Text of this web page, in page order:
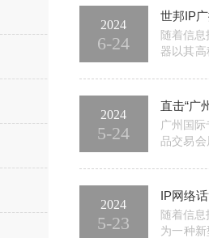
2024
6-24
世邦IP
随着信
器以其
一台符合
2024
5-24
直击“广
广州国
品交易
全网络化
2024
5-23
IP网络
随着信
为一种